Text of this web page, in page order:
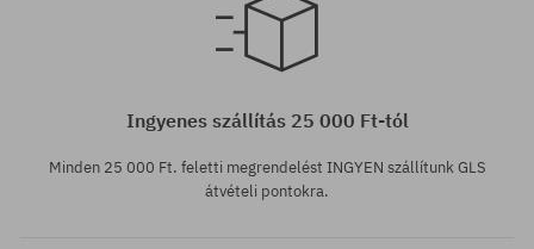
Ingyenes szállítás 25 000 Ft-tól
Minden 25 000 Ft. feletti megrendelést INGYEN szállítunk GLS
átvételi pontokra.